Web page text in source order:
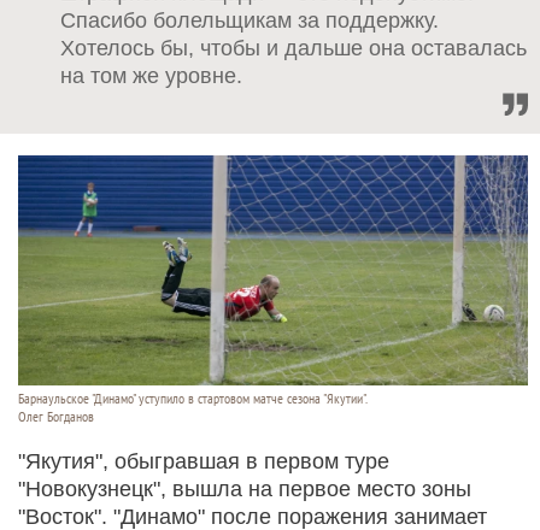
Спасибо болельщикам за поддержку.
Хотелось бы, чтобы и дальше она оставалась
на том же уровне.
Барнаульское "Динамо" уступило в стартовом матче сезона "Якутии".
Олег Богданов
"Якутия", обыгравшая в первом туре
"Новокузнецк", вышла на первое место зоны
"Восток". "Динамо" после поражения занимает